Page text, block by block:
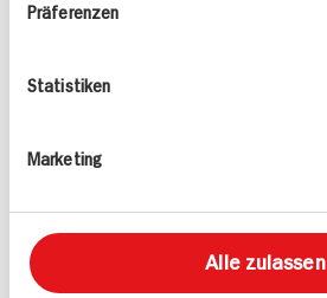
Präferenzen
Statistiken
Marketing
Alle zulassen
Angebote & Coupons
Rezepte